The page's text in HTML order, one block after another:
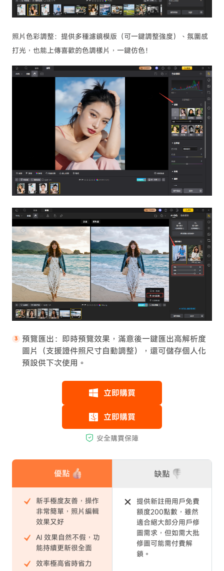
照片色彩調整：提供多種濾鏡模版（可一鍵調整強度）、氛圍感
打光，也能上傳喜歡的色調樣片，一鍵仿色！
預覽匯出：即時預覽效果，滿意後一鍵匯出高解析度
圖片（支援證件照尺寸自動調整），還可儲存個人化
預設供下次使用。
優點
新手極度友善，操作
非常簡單，照片編輯
效果又好
AI 效果自然不假，功
能持續更新很全面
效率極高省時省力
缺點
提供新註冊用戶免費
額度200點數，雖然
適合絕大部分用戶修
圖需求，但如需大批
修圖可能需付費解
鎖。